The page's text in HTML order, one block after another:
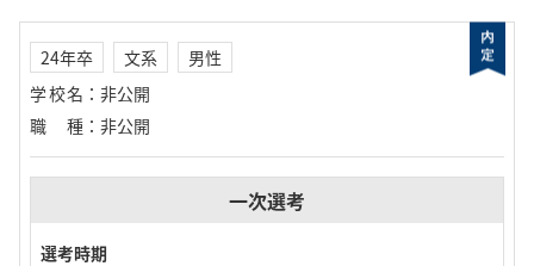
24年卒 文系
男性
学校名 ： 非公開
職種 ： 非公開
一次選考
選考時期